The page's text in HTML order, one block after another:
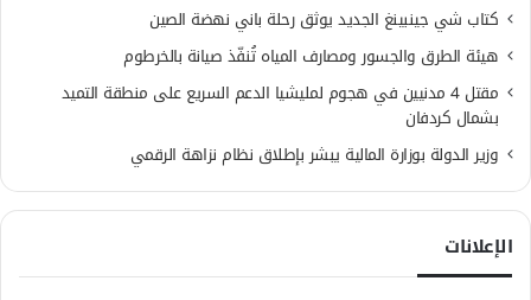
كتاب شي جينبينغ الجديد يوثق رحلة باني نهضة الصين
هيئة الطرق والجسور ومصارف المياه تُنفّذ صيانة بالخرطوم
مقتل 4 مدنيين في هجوم لمليشيا الدعم السريع على منطقة التميد
بشمال كردفان
وزير الدولة بوزارة المالية يبشر بإطلاق نظام نزاهة الرقمي
الإعلانات